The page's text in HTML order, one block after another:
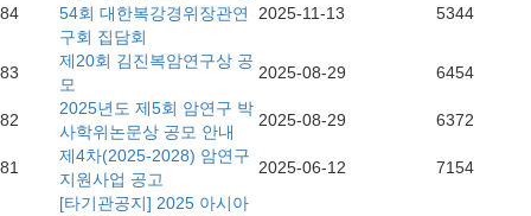
84
54회 대한복강경위장관연
구회 집담회
2025-11-13 5344
83
제20회 김진복암연구상 공
모
2025-08-29 6454
82
2025년도 제5회 암연구 박
사학위논문상 공모 안내
2025-08-29 6372
81
제4차(2025-2028) 암연구
지원사업 공고
2025-06-12 7154
[타기관공지] 2025 아시아